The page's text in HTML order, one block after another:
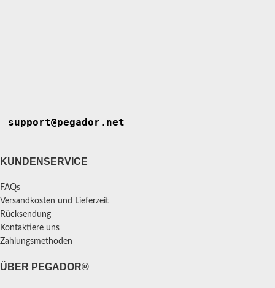
support@pegador.net
KUNDENSERVICE
FAQs
Versandkosten und Lieferzeit
Rücksendung
Kontaktiere uns
Zahlungsmethoden
ÜBER PEGADOR®